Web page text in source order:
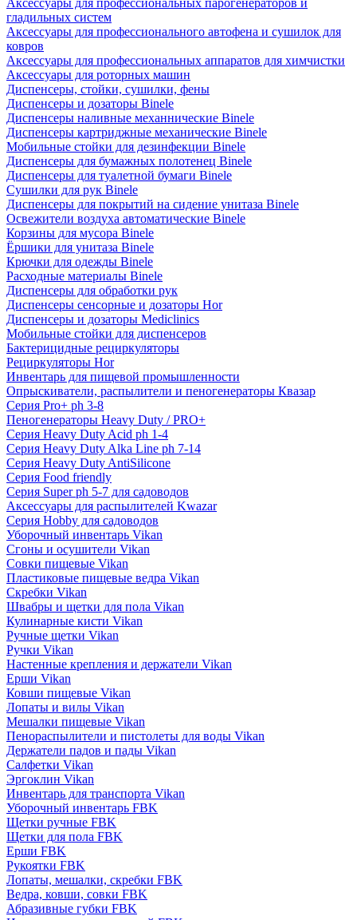
Аксессуары для профессиональных парогенераторов и
гладильных систем
Аксессуары для профессионального автофена и сушилок для
ковров
Аксессуары для профессиональных аппаратов для химчистки
Аксессуары для роторных машин
Диспенсеры, стойки, сушилки, фены
Диспенсеры и дозаторы Binele
Диспенсеры наливные механнические Binele
Диспенсеры картриджные механические Binele
Мобильные стойки для дезинфекции Binele
Диспенсеры для бумажных полотенец Binele
Диспенсеры для туалетной бумаги Binele
Сушилки для рук Binele
Диспенсеры для покрытий на сидение унитаза Binele
Освежители воздуха автоматические Binele
Корзины для мусора Binele
Ёршики для унитаза Binele
Крючки для одежды Binele
Расходные материалы Binele
Диспенсеры для обработки рук
Диспенсеры сенсорные и дозаторы Hor
Диспенсеры и дозаторы Mediclinics
Мобильные стойки для диспенсеров
Бактерицидные рециркуляторы
Рециркуляторы Hor
Инвентарь для пищевой промышленности
Опрыскиватели, распылители и пеногенераторы Квазар
Серия Pro+ ph 3-8
Пеногенераторы Heavy Duty / PRO+
Серия Heavy Duty Acid ph 1-4
Серия Heavy Duty Alka Line ph 7-14
Серия Heavy Duty AntiSilicone
Серия Food friendly
Серия Super ph 5-7 для садоводов
Аксессуары для распылителей Kwazar
Серия Hobby для садоводов
Уборочный инвентарь Vikan
Сгоны и осушители Vikan
Совки пищевые Vikan
Пластиковые пищевые ведра Vikan
Скребки Vikan
Швабры и щетки для пола Vikan
Кулинарные кисти Vikan
Ручные щетки Vikan
Ручки Vikan
Настенные крепления и держатели Vikan
Ерши Vikan
Ковши пищевые Vikan
Лопаты и вилы Vikan
Мешалки пищевые Vikan
Пенораспылители и пистолеты для воды Vikan
Держатели падов и пады Vikan
Салфетки Vikan
Эргоклин Vikan
Инвентарь для транспорта Vikan
Уборочный инвентарь FBK
Щетки ручные FBK
Щетки для пола FBK
Ерши FBK
Рукоятки FBK
Лопаты, мешалки, скребки FBK
Ведра, ковши, совки FBK
Абразивные губки FBK